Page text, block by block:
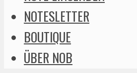
NOTESLETTER
BOUTIQUE
ÜBER NOB